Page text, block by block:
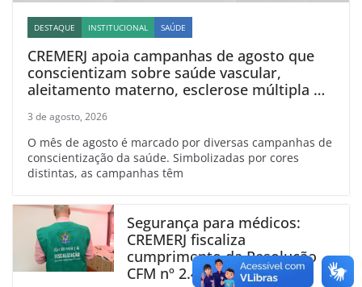
DESTAQUE INSTITUCIONAL SAÚDE
CREMERJ apoia campanhas de agosto que
conscientizam sobre saúde vascular,
aleitamento materno, esclerose múltipla e
3 de agosto, 2026
O mês de agosto é marcado por diversas campanhas de
conscientização da saúde. Simbolizadas por cores
distintas, as campanhas têm
Segurança para médicos:
CREMERJ fiscaliza
cumprimento da Resolução
CFM nº 2.444/2025